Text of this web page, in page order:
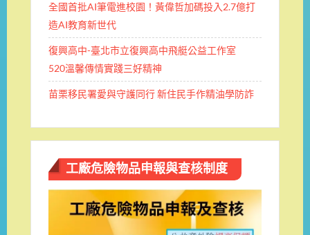
全國首批AI筆電進校園！黃偉哲加碼投入2.7億打
造AI教育新世代
復興高中-臺北市立復興高中飛艇公益工作室
520溫馨傳情實踐三好精神
苗栗移民署愛與守護同行 新住民手作精油學防詐
工廠危險物品申報與查核制度